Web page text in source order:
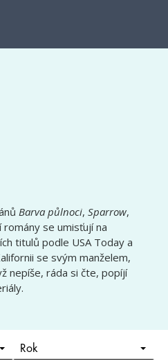
Barva půlnoci, Sparrow,
romány se umisťují na
titulů podle USA Today a
se svým manželem,
nepíše, ráda si čte, popíjí
Rok